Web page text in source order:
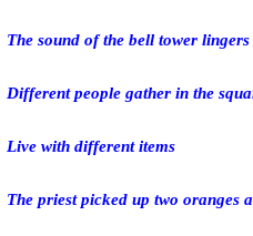
The sound of the bell tower lingers
Different people gather in the
Live with different items
The priest picked up two oranges